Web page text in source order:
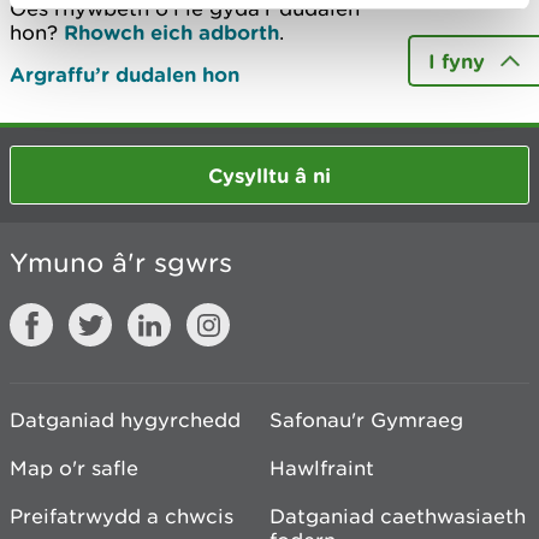
Oes rhywbeth o’i le gyda’r dudalen
hon? Rhowch eich adborth.
Argraffu’r dudalen hon
I fyny
Cysylltu â ni
Ymuno â'r sgwrs
Datganiad hygyrchedd
Safonau'r Gymraeg
Map o'r safle
Hawlfraint
Preifatrwydd a chwcis
Datganiad caethwasiaeth